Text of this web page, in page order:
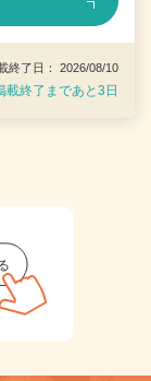
了日： 2026/08/10
載終了まであと3日